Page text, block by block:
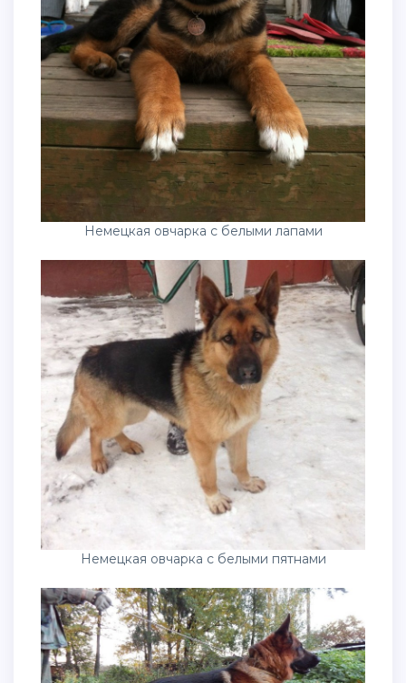
Немецкая овчарка с белыми лапами
Немецкая овчарка с белыми пятнами